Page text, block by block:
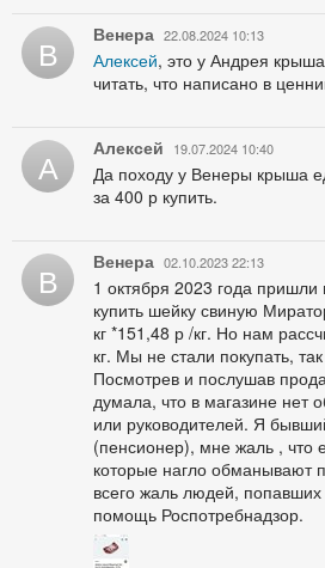
В Венера 22.08.2024 10:13
Алексей, это у Андрея
читать, что написано в
А Алексей 19.07.2024 10:40
Да походу у Венеры крыша
за 400 р купить.
В Венера 02.10.2023 22:13
1 октября 2023 года
купить шейку свиную
кг *151,48 р /кг. Но нам
кг. Мы не стали покупать,
Посмотрев и послушав
думала, что в магазине нет
или руководителей. Я
(пенсионер), мне жаль , что
которые нагло обманывают
всего жаль людей,
помощь Роспотребнадзор.